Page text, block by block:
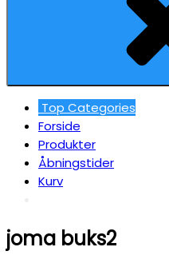
Top Categories
Forside
Produkter
Åbningstider
Kurv
joma buks2